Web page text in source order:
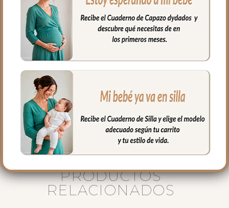
Cierre con cremallera al tono del
estampado.
Puedes llevar las cositas del aseo tu bebé,
bien organizadas en el interior.
Medidas:
26 cms Ancho
15 cms Alto
10 cms de lomo
PRODUCTOS
RELACIONADOS